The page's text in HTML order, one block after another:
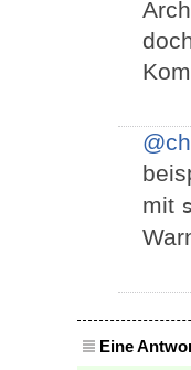
mit
Eine